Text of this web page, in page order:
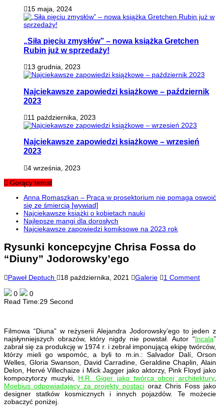
15 maja, 2024
„Siła pięciu zmysłów” – nowa książka Gretchen
Rubin już w sprzedaży!
13 grudnia, 2023
Najciekawsze zapowiedzi książkowe – październik
2023
11 października, 2023
Najciekawsze zapowiedzi książkowe – wrzesień
2023
4 września, 2023
Gorący temat
Anna Romaszkan – Praca w prosektorium nie pomaga oswoić
się ze śmiercią [wywiad]
Najciekawsze książki o kobietach nauki
Najlepsze mangi dla dorosłych
Najciekawsze zapowiedzi komiksowe na 2023 rok
Rysunki koncepcyjne Chrisa Fossa do
“Diuny” Jodorowsky’ego
Paweł Deptuch 18 października, 2021 Galerie 1 Comment
0
0
Read Time:29 Second
Filmowa “Diuna” w reżyserii Alejandra Jodorowsky’ego to jeden z
najsłynniejszych obrazów, który nigdy nie powstał. Autor “Incala”
zabrał się za produkcję w 1974 r. i zebrał imponującą ekipę twórców,
którzy mieli go wspomóc, a byli to m.in.: Salvador Dalí, Orson
Welles, Gloria Swanson, David Carradine, Geraldine Chaplin, Alain
Delon, Hervé Villechaize i Mick Jagger jako aktorzy, Pink Floyd jako
kompozytorzy muzyki, H.R. Giger jako twórca obcej architektury,
Moebius odpowiadający za projekty postaci oraz Chris Foss jako
designer statków kosmicznych i innych pojazdów. Te możecie
zobaczyć poniżej.